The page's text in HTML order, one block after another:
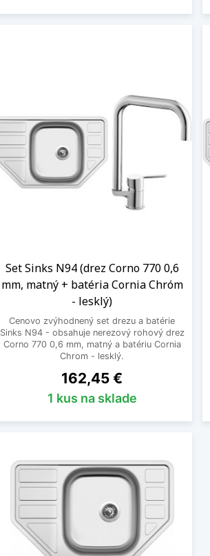
Set Sinks N94 (drez Corno 770 0,6
mm, matný + batéria Cornia Chróm
- lesklý)
Cenovo zvýhodnený set drezu a batérie
Sinks N94 - obsahuje nerezový rohový drez
Corno 770 0,6 mm, matný a batériu Cornia
Chrom - lesklý.
Cena
162,45 €
1 kus na sklade